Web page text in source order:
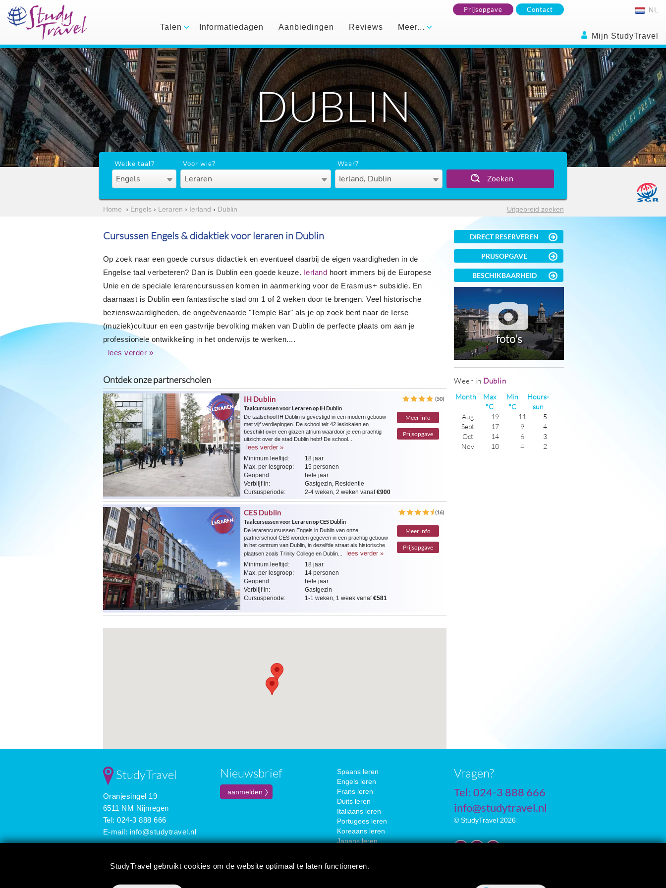
Prijsopgave Contact NL
Mijn StudyTravel
Talen Informatiedagen Aanbiedingen Reviews Meer...
DUBLIN
Welke taal?
Engels
Voor wie?
Leraren
Waar?
Ierland, Dublin Zoeken
Home › Engels› Leraren › Ierland › Dublin Uitgebreid zoeken
Cursussen Engels & didaktiek voor leraren in Dublin
Op zoek naar een goede cursus didactiek en eventueel daarbij de eigen vaardigheden in de
Engelse taal verbeteren? Dan is Dublin een goede keuze. Ierland hoort immers bij de Europese
Unie en de speciale lerarencursussen komen in aanmerking voor de Erasmus+ subsidie. En
daarnaast is Dublin een fantastische stad om 1 of 2 weken door te brengen. Veel historische
bezienswaardigheden, de ongeëvenaarde "Temple Bar" als je op zoek bent naar de Ierse
(muziek)cultuur en een gastvrije bevolking maken van Dublin de perfecte plaats om aan je
professionele ontwikkeling in het onderwijs te werken....
lees verder »
Ontdek onze partnerscholen
IH Dublin
(50)
Taalcursussen voor Leraren op IH Dublin
Meer info
Prijsopgave
De taalschool IH Dublin is gevestigd in een modern gebouw
met vijf verdiepingen. De school telt 42 leslokalen en
beschikt over een glazen atrium waardoor je een prachtig
uitzicht over de stad Dublin hebt! De school...
lees verder »
Minimum leeftijd:
18 jaar
Max. per lesgroep:
15 personen
Geopend:
hele jaar
Verblijf in:
Gastgezin, Residentie
Cursusperiode:
2-4 weken, 2 weken vanaf€900
CES Dublin
(16)
Taalcursussen voor Leraren op CES Dublin
Meer info
Prijsopgave
De lerarencursussen Engels in Dublin van onze
partnerschool CES worden gegeven in een prachtig gebouw
in het centrum van Dublin, in dezelfde straat als historische
plaatsen zoals Trinity College en Dublin...
lees verder »
Minimum leeftijd:
18 jaar
Max. per lesgroep:
14 personen
Geopend:
hele jaar
Verblijf in:
Gastgezin
Cursusperiode:
1-1 weken, 1 week vanaf€581
DIRECT RESERVEREN
PRIJSOPGAVE
BESCHIKBAARHEID
foto's
Weer in Dublin
Month
Max
°C
Min
°C
Hours-
sun
Aug
19 11
5
Sept
17 9
4
Oct
14 6
3
Nov
10 4
2
StudyTravel gebruikt cookies om de website optimaal te laten functioneren.
StudyTravel
Oranjesingel 19
6511 NM Nijmegen
Tel: 024-3 888 666
E-mail: info@studytravel.nl
Nieuwsbrief
Spaans leren
Engels leren
Frans leren
Duits leren
Italiaans leren
Portugees leren
Koreaans leren
Japans leren
Vragen?
Tel: 024-3 888 666
info@studytravel.nl
© StudyTravel 2026